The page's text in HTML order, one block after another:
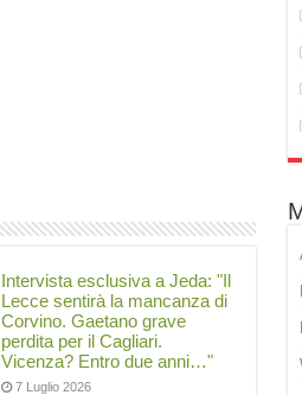
Intervista esclusiva a Jeda: "Il
Lecce sentirà la mancanza di
Corvino. Gaetano grave
perdita per il Cagliari.
Vicenza? Entro due anni…"
7 Luglio 2026